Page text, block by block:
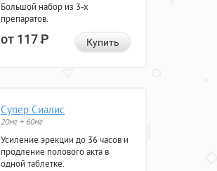
Большой набор из 3-х
препаратов.
от 117Р Купить
Супер Сиалис
20мг + 60мг
Усиление эрекции до 36 часов и
продление полового акта в
одной таблетке.